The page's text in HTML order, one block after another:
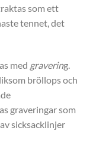
som ett
tennet, det
med gravering.
bröllops och
graveringar som
sicksacklinjer